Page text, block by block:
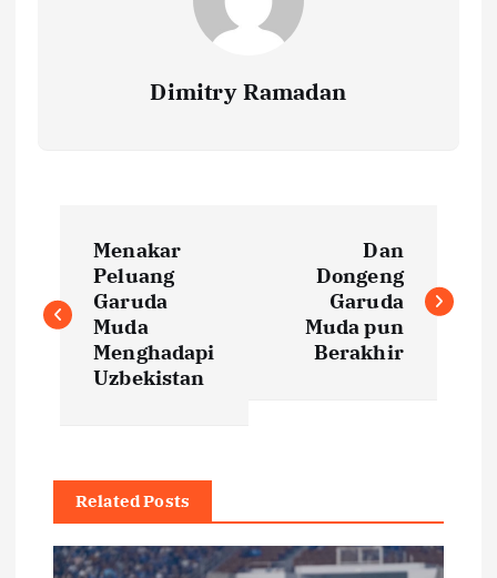
Dimitry Ramadan
o
s
v
Menakar
Peluang
Garuda
Muda
Menghadapi
Uzbekistan
Dan
Dongeng
Garuda
Muda pun
Berakhir
Related Posts